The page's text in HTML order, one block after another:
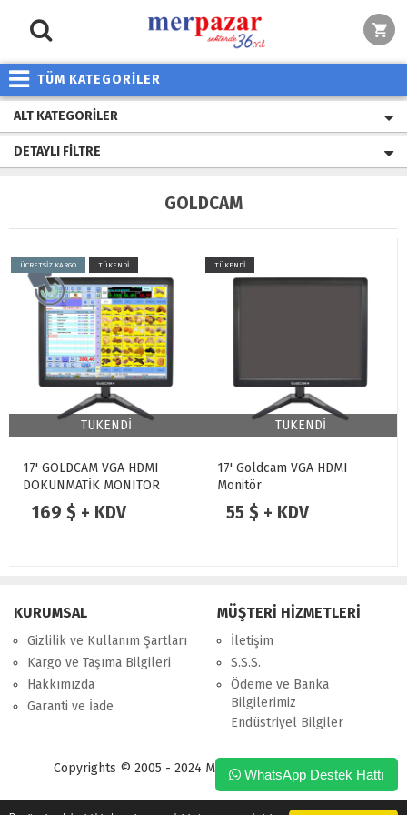
TÜM KATEGORİLER
ALT KATEGORILER
DETAYLI FILTRE
GOLDCAM
ÜCRETSİZ KARGO TÜKENDİ
TÜKENDİ
17' GOLDCAM VGA HDMI
DOKUNMATİK MONITOR
169 $ + KDV
TÜKENDİ
TÜKENDİ
17' Goldcam VGA HDMI
Monitör
55 $ + KDV
KURUMSAL
Gizlilik ve Kullanım Şartları
Kargo ve Taşıma Bilgileri
Hakkımızda
Garanti ve İade
MÜŞTERİ HİZMETLERİ
İletişim
S.S.S.
Ödeme ve Banka
Bilgilerimiz
Endüstriyel Bilgiler
Copyrights © 2005 - 2024 Merpa Bilgi İşlem Ltd. Şti.
WhatsApp Destek Hattı